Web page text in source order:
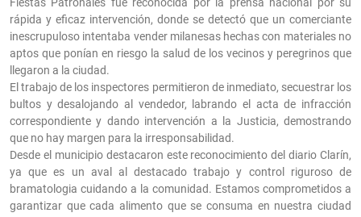
rápida y eficaz intervención, donde se detectó que un comerciante
inescrupuloso intentaba vender milanesas hechas con materiales no
aptos que ponían en riesgo la salud de los vecinos y peregrinos que
llegaron a la ciudad.
El trabajo de los inspectores permitieron de inmediato, secuestrar los
bultos y desalojando al vendedor, labrando el acta de infracción
correspondiente y dando intervención a la Justicia, demostrando
que no hay margen para la irresponsabilidad.
Desde el municipio destacaron este reconocimiento del diario Clarín,
ya que es un aval al destacado trabajo y control riguroso de
bramatologia cuidando a la comunidad. Estamos comprometidos a
garantizar que cada alimento que se consuma en nuestra ciudad